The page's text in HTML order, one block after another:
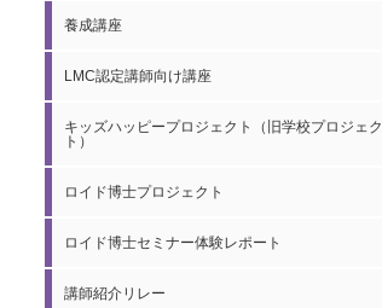
養成講座
LMC認定講師向け講座
キッズハッピープロジェクト（旧学校プロジェク
ト）
ロイド博士プロジェクト
ロイド博士セミナー体験レポート
講師紹介リレー